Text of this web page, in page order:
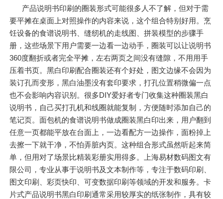
产品说明书印刷的圈装形式可能很多人不了解，但对于需
要平摊在桌面上对照操作的内容来说，这个组合特别好用。烹
饪设备的食谱说明书、缝纫机的走线图、拼装模型的步骤手
册，这些场景下用户需要一边看一边动手，圈装可以让说明书
360度翻折或者完全平摊，左右两页之间没有缝隙，不用用手
压着书页。黑白印刷配合圈装还有个好处，图文边缘不会因为
装订孔而变形，黑白油墨没有套印要求，打孔位置稍微偏一点
也不会影响内容识别。很多DIY爱好者专门收集这种圈装黑白
说明书，自己买打孔机和线圈就能复制，方便随时添加自己的
笔记页。面包机的食谱说明书做成圈装黑白印出来，用户翻到
任意一页都能平放在台面上，一边看配方一边操作，面粉掉上
去擦一下就干净，不怕弄脏内页。这种组合形式虽然听起来简
单，但用对了场景比精装彩册实用得多。上海易材数码图文有
限公司，专业从事于说明书及文本制作等，专注于数码印刷、
图文印刷、彩页快印、可变数据印刷等领域的开发和服务。卡
片式产品说明书黑白印刷通常采用较厚实的纸张制作，具有较